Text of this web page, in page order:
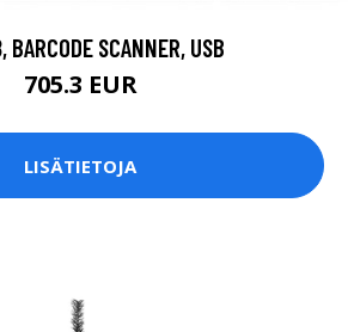
BARCODE SCANNER, USB
705.3 EUR
LISÄTIETOJA